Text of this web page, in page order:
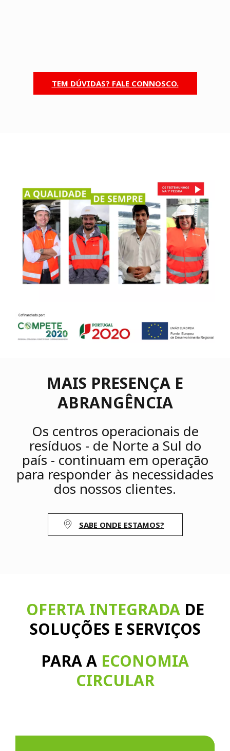
TEM DÚVIDAS? FALE CONNOSCO.
MAIS PRESENÇA E
ABRANGÊNCIA
Os centros operacionais de
resíduos - de Norte a Sul do
país - continuam em operação
para responder às necessidades
dos nossos clientes.
SABE ONDE ESTAMOS?
OFERTA INTEGRADADE
SOLUÇÕES E SERVIÇOS
PARA A ECONOMIA
CIRCULAR